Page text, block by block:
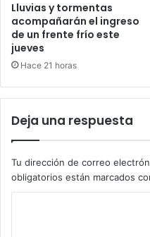
Lluvias y tormentas
acompañarán el ingreso
de un frente frío este
jueves
Hace 21 horas
Deja una respuesta
Tu dirección de correo
obligatorios están marcados